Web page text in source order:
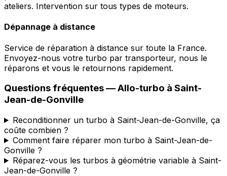
ateliers. Intervention sur tous types de moteurs.
Dépannage à distance
Service de réparation à distance sur toute la France.
Envoyez-nous votre turbo par transporteur, nous le
réparons et vous le retournons rapidement.
Questions fréquentes —Allo-turbo à Saint-
Jean-de-Gonville
Reconditionner un turbo à Saint-Jean-de-Gonville, ça
coûte combien ?
Comment faire réparer mon turbo à Saint-Jean-de-
Gonville ?
Réparez-vous les turbos à géométrie variable à Saint-
Jean-de-Gonville ?